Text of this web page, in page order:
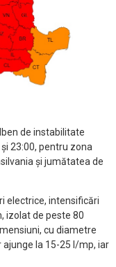
de instabilitate
23:00, pentru zona
și jumătatea de
electrice, intensificări
izolat de peste 80
cu diametre
la 15-25 l/mp, iar